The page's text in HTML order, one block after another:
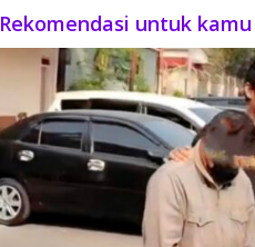
Rekomendasi untuk kamu